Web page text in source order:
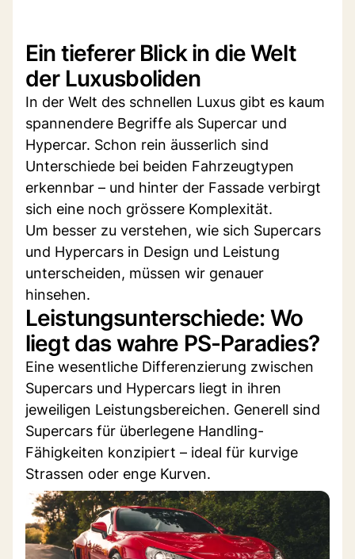
Ein tieferer Blick in die Welt
der Luxusboliden
In der Welt des schnellen Luxus gibt es kaum
spannendere Begriffe als Supercar und
Hypercar. Schon rein äusserlich sind
Unterschiede bei beiden Fahrzeugtypen
erkennbar – und hinter der Fassade verbirgt
sich eine noch grössere Komplexität.
Um besser zu verstehen, wie sich Supercars
und Hypercars in Design und Leistung
unterscheiden, müssen wir genauer
hinsehen.
Leistungsunterschiede: Wo
liegt das wahre PS-Paradies?
Eine wesentliche Differenzierung zwischen
Supercars und Hypercars liegt in ihren
jeweiligen Leistungsbereichen. Generell sind
Supercars für überlegene Handling-
Fähigkeiten konzipiert – ideal für kurvige
Strassen oder enge Kurven.